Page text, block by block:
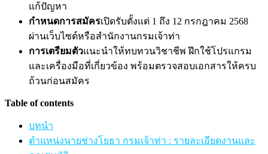
แก้ปัญหา
กำหนดการสมัครเปิดรับตั้งแต่ 1 ถึง 12 กรกฎาคม 2568
ผ่านเว็บไซต์หรือสำนักงานกรมเจ้าท่า
การเตรียมตัวแนะนำให้ทบทวนวิชาชีพ ฝึกใช้โปรแกรม
และเครื่องมือที่เกี่ยวข้อง พร้อมตรวจสอบเอกสารให้ครบ
ถ้วนก่อนสมัคร
Table of contents
บทนำ
ตำแหน่งนายช่างโยธา กรมเจ้าท่า : รายละเอียดงานและ